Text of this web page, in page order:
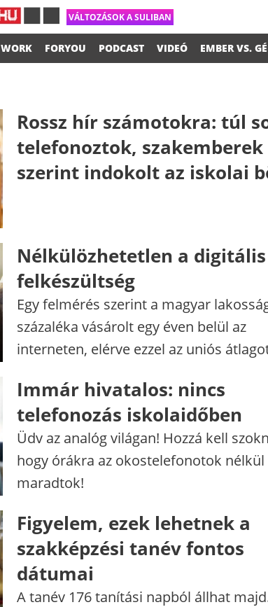
VÁLTOZÁSOK A SULIBAN
WORK FORYOU PODCAST VIDEÓ EMBER VS.
Rossz hír számotokra: túl
telefonoztok, szakemberek
szerint indokolt az iskolai
Nélkülözhetetlen a digitális
felkészültség
Egy felmérés szerint a magyar
százaléka vásárolt egy éven belül az
interneten, elérve ezzel az uniós
Immár hivatalos: nincs
telefonozás iskolaidőben
Üdv az analóg világan! Hozzá kell
hogy órákra az okostelefonotok nélkül
maradtok!
Figyelem, ezek lehetnek a
szakképzési tanév fontos
dátumai
A tanév 176 tanítási napból állhat